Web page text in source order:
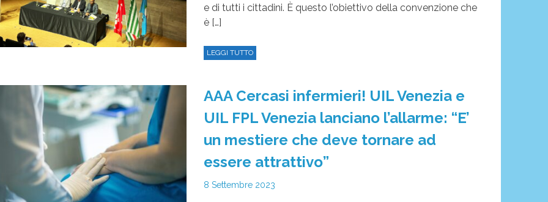
e di tutti i cittadini. È questo l’obiettivo della convenzione che
è […]
LEGGI TUTTO
AAA Cercasi infermieri! UIL Venezia e
UIL FPL Venezia lanciano l’allarme: “E’
un mestiere che deve tornare ad
essere attrattivo”
8 Settembre 2023